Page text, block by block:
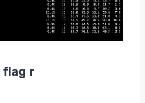
flag r